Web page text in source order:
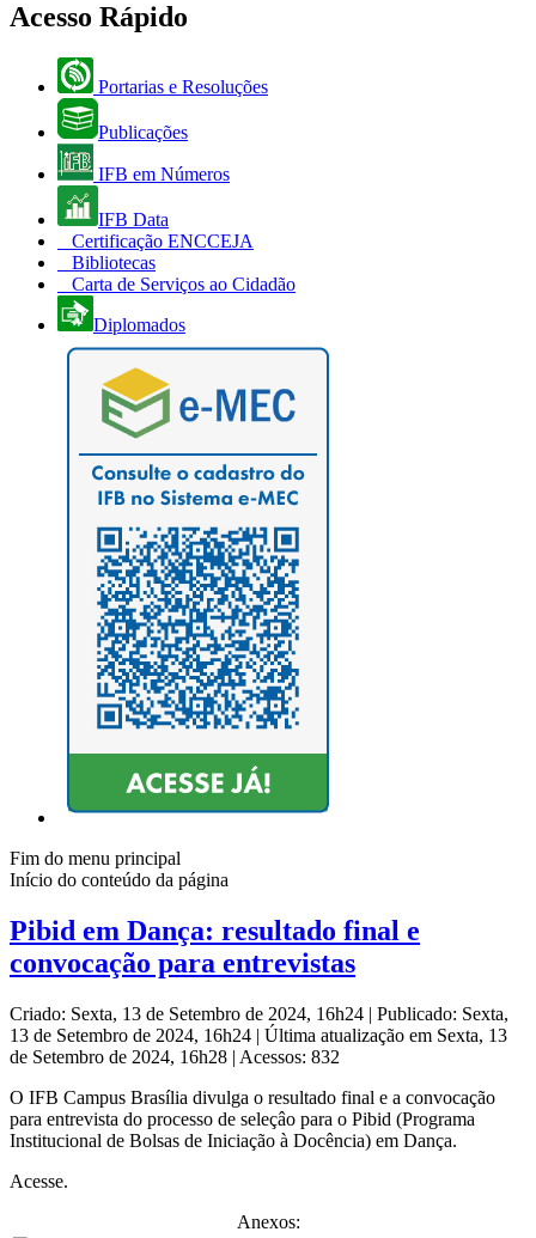
Acesso Rápido
Portarias e Resoluções
Publicações
IFB em Números
IFB Data
Certificação ENCCEJA
Bibliotecas
Carta de Serviços ao Cidadão
Diplomados
Fim do menu principal
Início do conteúdo da página
Pibid em Dança: resultado final e
convocação para entrevistas
Criado: Sexta, 13 de Setembro de 2024, 16h24 | Publicado: Sexta,
13 de Setembro de 2024, 16h24 | Última atualização em Sexta, 13
de Setembro de 2024, 16h28 | Acessos: 832
O IFB Campus Brasília divulga o resultado final e a convocação
para entrevista do processo de seleçâo para o Pibid (Programa
Institucional de Bolsas de Iniciação à Docência) em Dança.
Acesse.
Anexos: